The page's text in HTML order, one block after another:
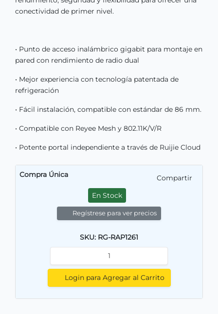
conectividad de primer nivel.
• Punto de acceso inalámbrico gigabit para montaje en
pared con rendimiento de radio dual
• Mejor experiencia con tecnología patentada de
refrigeración
• Fácil instalación, compatible con estándar de 86 mm.
• Compatible con Reyee Mesh y 802.11K/V/R
• Potente portal independiente a través de Ruijie Cloud
Compra Única
Compartir
En Stock
Regístrese para ver precios
SKU: RG-RAP1261
Login para Agregar al Carrito